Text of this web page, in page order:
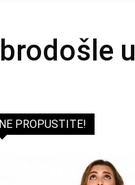
u
NE PROPUSTITE!